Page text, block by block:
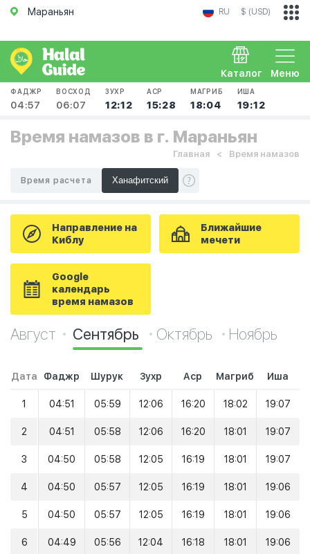
Мараньян RU $ (USD)
Меню
Каталог
ФАДЖР
04:57
ВОСХОД
06:07
ЗУХР
12:12
АСР
15:28
МАГРИБ
18:04
ИША
19:12
Время намазов в г. Мараньян
Главная Время намазов
Время расчета
Направление на
Киблу
Ближайшие
мечети
Google
календарь
время намазов
Август Сентябрь Октябрь Ноябрь
Дата Фаджр Шурук Зухр Аср Магриб Иша
1 04:51 05:59 12:06 16:20 18:02 19:07
2 04:51 05:58 12:06 16:20 18:01 19:07
3 04:50 05:58 12:05 16:19 18:01 19:07
4 04:50 05:57 12:05 16:19 18:01 19:06
5 04:50 05:57 12:05 16:19 18:01 19:06
6 04:49 05:56 12:04 16:18 18:01 19:06